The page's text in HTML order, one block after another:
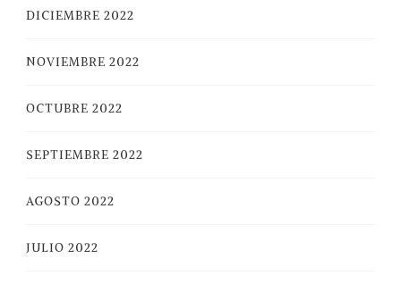
DICIEMBRE 2022
NOVIEMBRE 2022
OCTUBRE 2022
SEPTIEMBRE 2022
AGOSTO 2022
JULIO 2022